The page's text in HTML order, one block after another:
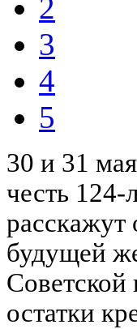
2
3
4
5
30 и 31
честь
расскажут
будущей
остатки